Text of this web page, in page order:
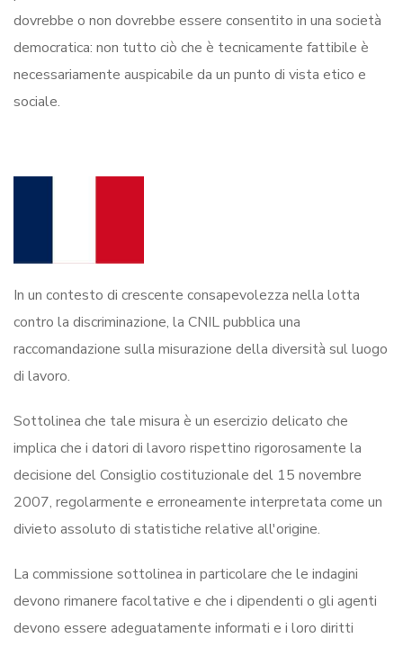
dovrebbe o non dovrebbe essere consentito in una società
democratica: non tutto ciò che è tecnicamente fattibile è
necessariamente auspicabile da un punto di vista etico e
sociale.
In un contesto di crescente consapevolezza nella lotta
contro la discriminazione, la CNIL pubblica una
raccomandazione sulla misurazione della diversità sul luogo
di lavoro.
Sottolinea che tale misura è un esercizio delicato che
implica che i datori di lavoro rispettino rigorosamente la
decisione del Consiglio costituzionale del 15 novembre
2007, regolarmente e erroneamente interpretata come un
divieto assoluto di statistiche relative all'origine.
La commissione sottolinea in particolare che le indagini
devono rimanere facoltative e che i dipendenti o gli agenti
devono essere adeguatamente informati e i loro diritti